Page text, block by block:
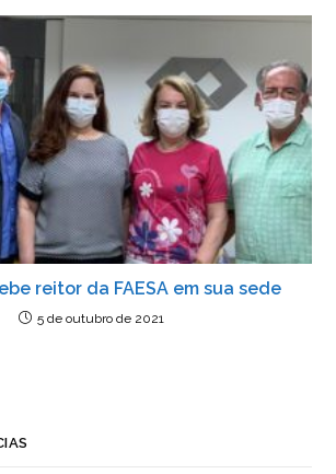
reitor da FAESA em sua sede
5 de outubro de 2021